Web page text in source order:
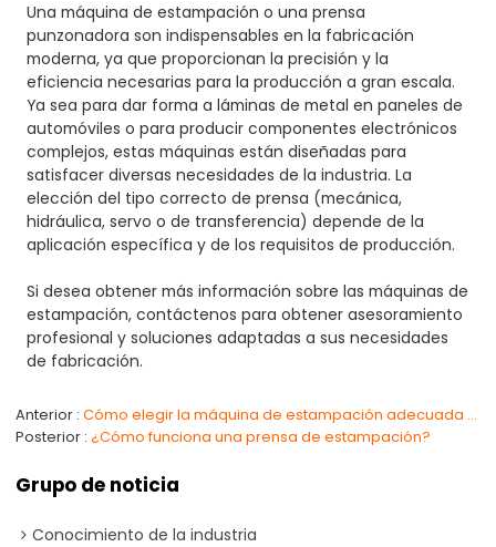
Una máquina de estampación o una prensa
punzonadora son indispensables en la fabricación
moderna, ya que proporcionan la precisión y la
eficiencia necesarias para la producción a gran escala.
Ya sea para dar forma a láminas de metal en paneles de
automóviles o para producir componentes electrónicos
complejos, estas máquinas están diseñadas para
satisfacer diversas necesidades de la industria. La
elección del tipo correcto de prensa (mecánica,
hidráulica, servo o de transferencia) depende de la
aplicación específica y de los requisitos de producción.
Si desea obtener más información sobre las máquinas de
estampación,contáctenos para obtener asesoramiento
profesional y soluciones adaptadas a sus necesidades
de fabricación.
Anterior
Cómo elegir la máquina de estampación adecuada para sus necesidades de fabricación
Posterior ¿Cómo funciona una prensa de estampación?
Grupo de noticia
Conocimiento de la industria